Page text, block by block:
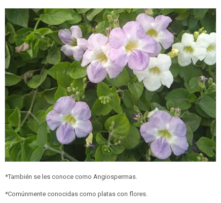
*También se les conoce como Angiospermas.
*Comúnmente conocidas como platas con flores.